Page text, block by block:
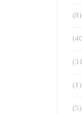
(8)
(1)
(5)